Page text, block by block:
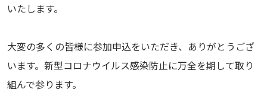
いたします。
大変の多くの皆様に参加申込をいただき、ありがとうござ
います。新型コロナウイルス感染防止に万全を期して取り
組んで参ります。